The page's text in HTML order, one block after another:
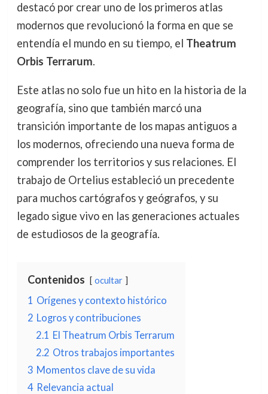
destacó por crear uno de los primeros atlas
modernos que revolucionó la forma en que se
entendía el mundo en su tiempo, el Theatrum
Orbis Terrarum.
Este atlas no solo fue un hito en la historia de la
geografía, sino que también marcó una
transición importante de los mapas antiguos a
los modernos, ofreciendo una nueva forma de
comprender los territorios y sus relaciones. El
trabajo de Ortelius estableció un precedente
para muchos cartógrafos y geógrafos, y su
legado sigue vivo en las generaciones actuales
de estudiosos de la geografía.
Contenidos ocultar
1 Orígenes y contexto histórico
2 Logros y contribuciones
2.1 El Theatrum Orbis Terrarum
2.2 Otros trabajos importantes
3 Momentos clave de su vida
4 Relevancia actual